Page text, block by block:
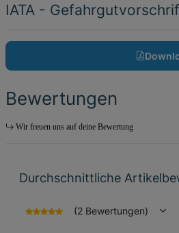
IATA -
Bewertungen
Wir freuen uns auf deine Bewertung
Durchschnittliche
(2 Bewertungen)